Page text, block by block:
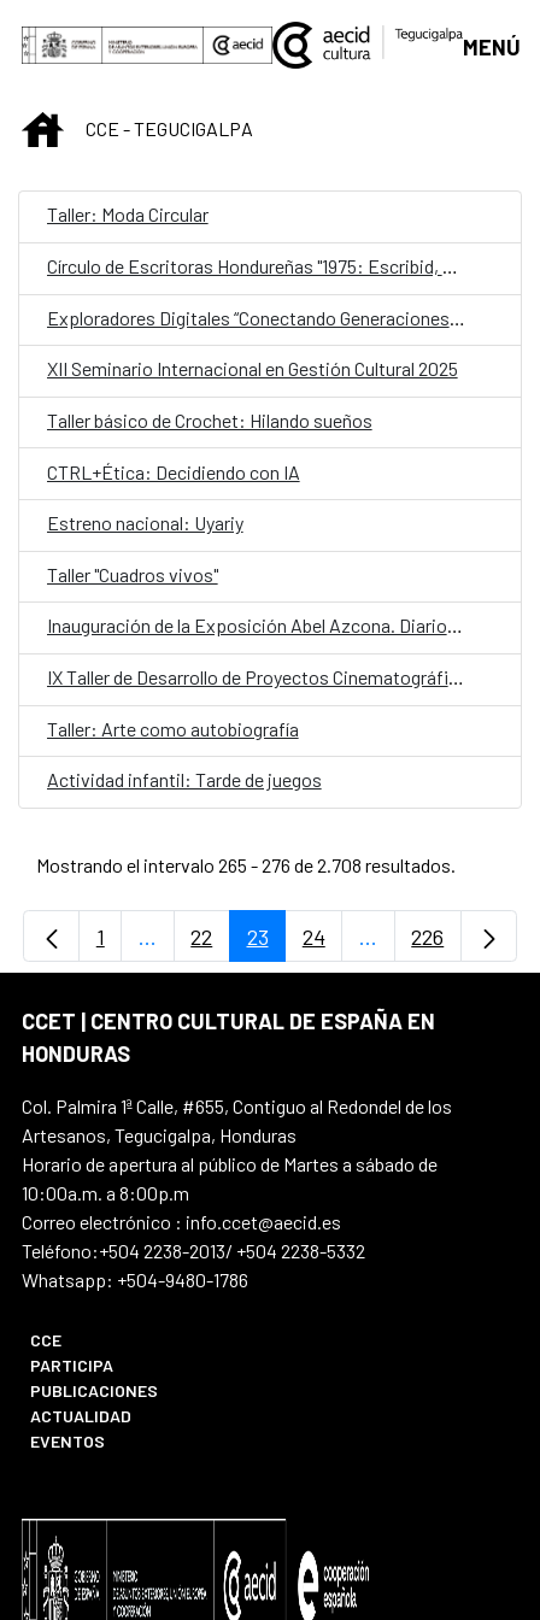
Saltar al contenido principal
MENÚ
INICIOCCE - TEGUCIGALPA
Taller: Moda Circular
Círculo de Escritoras Hondureñas "1975: Escribid, compañeras"
XII Seminario Internacional en Gestión Cultural 2025
Taller básico de Crochet: Hilando sueños
CTRL+Ética: Decidiendo con IA
Estreno nacional: Uyariy
Taller "Cuadros vivos"
Inauguración de la Exposición Abel Azcona. Diarios 1988-2025
IX Taller de Desarrollo de Proyectos Cinematográficos de Centroamérica
Taller: Arte como autobiografía
Actividad infantil: Tarde de juegos
Mostrando el intervalo 265 - 276 de 2.708 resultados.
Página
1 ...Páginas intermedias Use TAB para
Página
22 Página
23 Página
24 ...PáginasPágina
226
CCET | CENTRO CULTURAL DE ESPAÑA EN
HONDURAS
Col. Palmira 1ª Calle, #655, Contiguo al Redondel de los
Artesanos, Tegucigalpa, Honduras
Horario de apertura al público de Martes a sábado de
10:00a.m. a 8:00p.m
Correo electrónico : info.ccet@aecid.es
Teléfono:+504 2238-2013/ +504 2238-5332
Whatsapp: +504-9480-1786
CCE
PARTICIPA
PUBLICACIONES
ACTUALIDAD
EVENTOS